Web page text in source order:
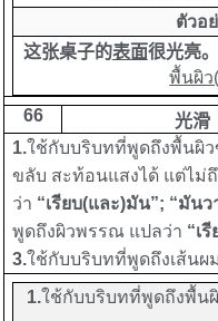
ตัวอ
这张桌子的表面很光亮。
พื้นผิว
66
光滑
1.ใช้กับบริบทที่พูดถึงพื้นผิว
ขลับ สะท้อนแสงได้ แต่ไม่
ว่า “เรียบ(และ)มัน”; “มั
พูดถึงผิวพรรณ แปลว่า “เ
3.ใช้กับบริบทที่พูดถึงเส้นผ
1.ใช้กับบริบทที่พูดถึงพื้นผิ